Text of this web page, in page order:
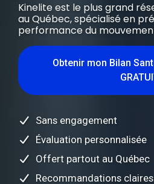
Kinelite est le plus grand
au Québec, spécialisé en
performance du
Obtenir mon Bilan
Sans engagement
Évaluation personnalisée
Offert partout au Québec
Recommandations claires